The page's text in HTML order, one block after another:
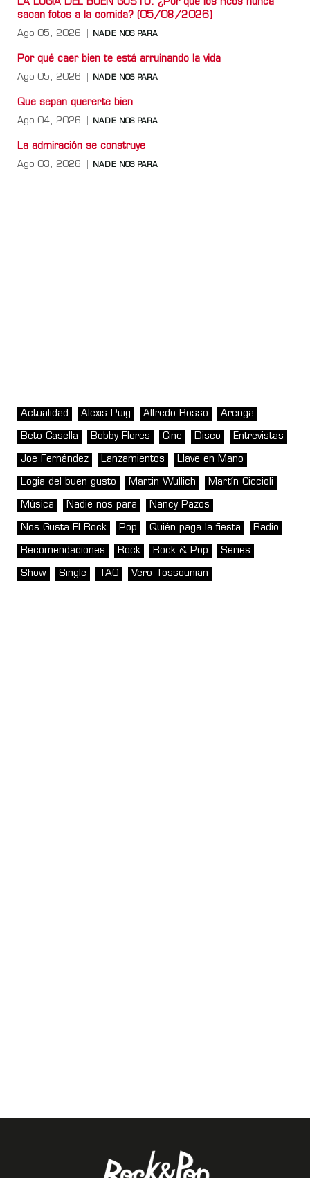
LA LOGIA DEL BUEN GUSTO: ¿Por qué los ricos nunca
sacan fotos a la comida? (05/08/2026)
Ago 05, 2026 NADIE NOS PARA
Por qué caer bien te está arruinando la vida
Ago 05, 2026 NADIE NOS PARA
Que sepan quererte bien
Ago 04, 2026 NADIE NOS PARA
La admiración se construye
Ago 03, 2026 NADIE NOS PARA
Actualidad Alexis Puig Alfredo Rosso Arenga
Beto Casella Bobby Flores Cine Disco Entrevistas
Joe Fernández Lanzamientos Llave en Mano
Logia del buen gusto Martin Wullich Martín Ciccioli
Música Nadie nos para Nancy Pazos
Nos Gusta El Rock Pop Quién paga la fiesta Radio
Recomendaciones Rock Rock & Pop Series
Show Single TAO Vero Tossounian